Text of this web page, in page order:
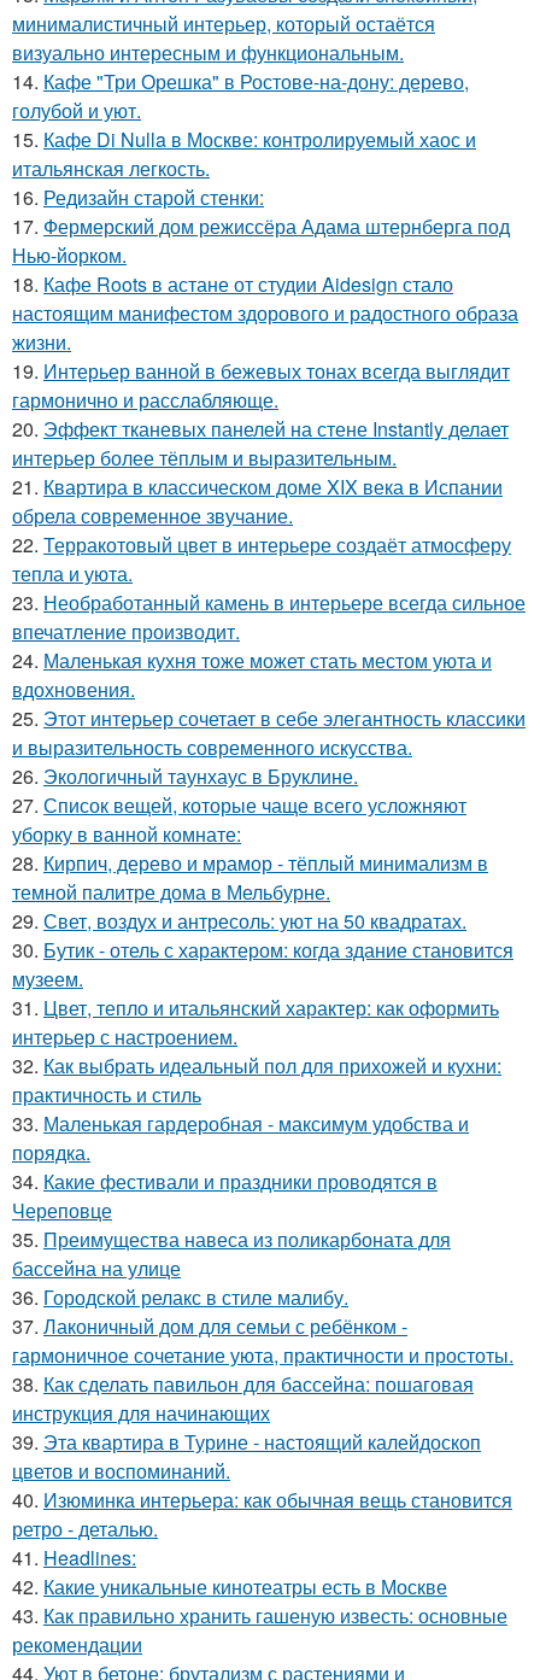
минималистичный интерьер, который остаётся
визуально интересным и функциональным.
14. Кафе "Три Орешка" в Ростове-на-дону: дерево,
голубой и уют.
15. Кафе Di Nulla в Москве: контролируемый хаос и
итальянская легкость.
16. Редизайн старой стенки:
17. Фермерский дом режиссёра Адама штернберга под
Нью-йорком.
18. Кафе Roots в астане от студии Aidesign стало
настоящим манифестом здорового и радостного образа
жизни.
19. Интерьер ванной в бежевых тонах всегда выглядит
гармонично и расслабляюще.
20. Эффект тканевых панелей на стене Instantly делает
интерьер более тёплым и выразительным.
21. Квартира в классическом доме XIX века в Испании
обрела современное звучание.
22. Терракотовый цвет в интерьере создаёт атмосферу
тепла и уюта.
23. Необработанный камень в интерьере всегда сильное
впечатление производит.
24. Маленькая кухня тоже может стать местом уюта и
вдохновения.
25. Этот интерьер сочетает в себе элегантность классики
и выразительность современного искусства.
26. Экологичный таунхаус в Бруклине.
27. Список вещей, которые чаще всего усложняют
уборку в ванной комнате:
28. Кирпич, дерево и мрамор - тёплый минимализм в
темной палитре дома в Мельбурне.
29. Свет, воздух и антресоль: уют на 50 квадратах.
30. Бутик - отель с характером: когда здание становится
музеем.
31. Цвет, тепло и итальянский характер: как оформить
интерьер с настроением.
32. Как выбрать идеальный пол для прихожей и кухни:
практичность и стиль
33. Маленькая гардеробная - максимум удобства и
порядка.
34. Какие фестивали и праздники проводятся в
Череповце
35. Преимущества навеса из поликарбоната для
бассейна на улице
36. Городской релакс в стиле малибу.
37. Лаконичный дом для семьи с ребёнком -
гармоничное сочетание уюта, практичности и простоты.
38. Как сделать павильон для бассейна: пошаговая
инструкция для начинающих
39. Эта квартира в Турине - настоящий калейдоскоп
цветов и воспоминаний.
40. Изюминка интерьера: как обычная вещь становится
ретро - деталью.
41. Headlines:
42. Какие уникальные кинотеатры есть в Москве
43. Как правильно хранить гашеную известь: основные
рекомендации
44. Уют в бетоне: брутализм с растениями и